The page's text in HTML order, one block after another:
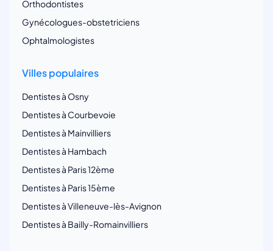
Orthodontistes
Gynécologues-obstetriciens
Ophtalmologistes
Villes populaires
Dentistes à Osny
Dentistes à Courbevoie
Dentistes à Mainvilliers
Dentistes à Hambach
Dentistes à Paris 12ème
Dentistes à Paris 15ème
Dentistes à Villeneuve-lès-Avignon
Dentistes à Bailly-Romainvilliers